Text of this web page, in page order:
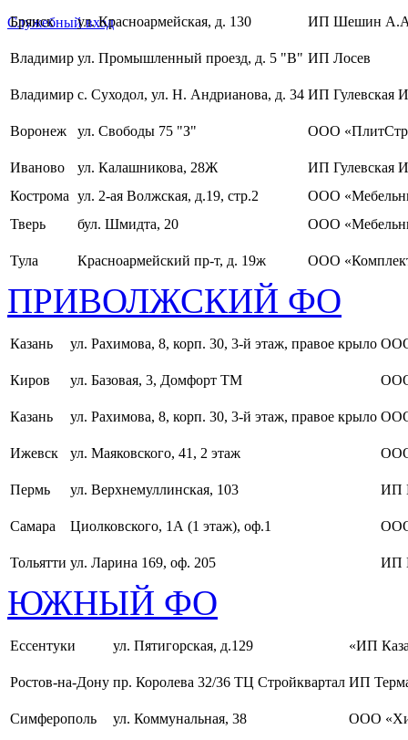
Служебный вход
Брянск ул. Красноармейская, д. 130 ИП Шешин
Владимир ул. Промышленный проезд, д. 5 "В" ИП Лосев
Владимир с. Суходол, ул. Н. Андрианова, д. 34 ИП Гулевская
Воронеж ул. Свободы 75 "З" ООО
Иваново ул. Калашникова, 28Ж
ИП Гулевская
Кострома ул. 2-ая Волжская, д.19, стр.2
ООО
Тверь
бул. Шмидта, 20 ООО
Тула Красноармейский пр-т, д. 19ж ООО
ПРИВОЛЖСКИЙ ФО
Казань ул. Рахимова, 8, корп. 30, 3-й этаж, правое крыло
Киров ул. Базовая, 3, Домфорт ТМ
Казань ул. Рахимова, 8, корп. 30, 3-й этаж, правое крыло
Ижевск ул. Маяковского, 41, 2 этаж
Пермь ул. Верхнемуллинская, 103 ИП
Самара Циолковского, 1А (1 этаж), оф.1
Тольятти ул. Ларина 169, оф. 205 ИП
ЮЖНЫЙ ФО
Ессентуки ул. Пятигорская, д.129 «ИП
Ростов-на-Дону пр. Королева 32/36 ТЦ Стройквартал ИП
Симферополь ул. Коммунальная, 38 ООО